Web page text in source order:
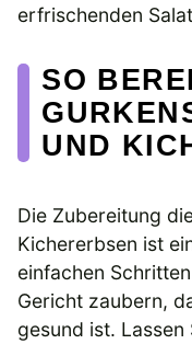
erfrischenden
SO
UND
Die Zubereitung
Kichererbsen ist
einfachen
Gericht zaubern,
gesund ist. Lassen